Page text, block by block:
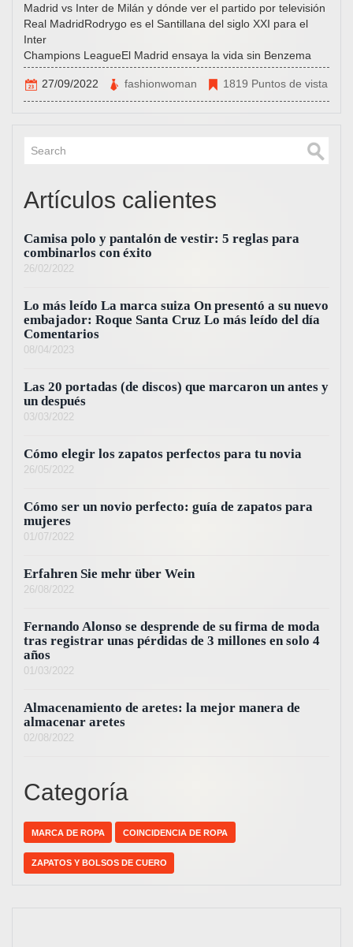
Madrid vs Inter de Milán y dónde ver el partido por televisión
Real MadridRodrygo es el Santillana del siglo XXI para el
Inter
Champions LeagueEl Madrid ensaya la vida sin Benzema
27/09/2022 fashionwoman 1819 Puntos de vista
Artículos calientes
Camisa polo y pantalón de vestir: 5 reglas para
combinarlos con éxito
26/02/2022
Lo más leído La marca suiza On presentó a su nuevo
embajador: Roque Santa Cruz Lo más leído del día
Comentarios
08/04/2023
Las 20 portadas (de discos) que marcaron un antes y
un después
03/03/2022
Cómo elegir los zapatos perfectos para tu novia
26/05/2022
Cómo ser un novio perfecto: guía de zapatos para
mujeres
01/07/2022
Erfahren Sie mehr über Wein
26/08/2022
Fernando Alonso se desprende de su firma de moda
tras registrar unas pérdidas de 3 millones en solo 4
años
01/03/2022
Almacenamiento de aretes: la mejor manera de
almacenar aretes
02/08/2022
Categoría
MARCA DE ROPA COINCIDENCIA DE ROPA
ZAPATOS Y BOLSOS DE CUERO